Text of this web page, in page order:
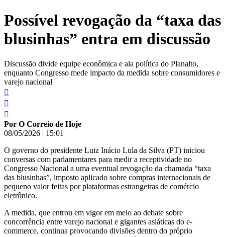
conteúdo
Possível revogação da “taxa das
blusinhas” entra em discussão
Discussão divide equipe econômica e ala política do Planalto,
enquanto Congresso mede impacto da medida sobre consumidores e
varejo nacional
Por O Correio de Hoje
08/05/2026 | 15:01
O governo do presidente Luiz Inácio Lula da Silva (PT) iniciou
conversas com parlamentares para medir a receptividade no
Congresso Nacional a uma eventual revogação da chamada “taxa
das blusinhas”, imposto aplicado sobre compras internacionais de
pequeno valor feitas por plataformas estrangeiras de comércio
eletrônico.
A medida, que entrou em vigor em meio ao debate sobre
concorrência entre varejo nacional e gigantes asiáticas do e-
commerce, continua provocando divisões dentro do próprio